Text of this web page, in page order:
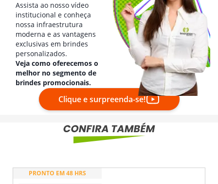
Assista ao nosso vídeo
institucional e conheça
nossa infraestrutura
moderna e as vantagens
exclusivas em brindes
personalizados.
Veja como oferecemos o
melhor no segmento de
brindes promocionais.
Clique e surpreenda-se!
PRONTO EM 48 HRS